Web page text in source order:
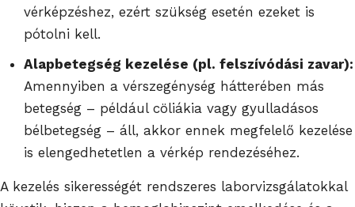
vérképzéshez, ezért szükség esetén ezeket is
pótolni kell.
Alapbetegség kezelése (pl. felszívódási zavar):
Amennyiben a vérszegénység hátterében más
betegség – például cöliákia vagy gyulladásos
bélbetegség – áll, akkor ennek megfelelő kezelése
is elengedhetetlen a vérkép rendezéséhez.
A kezelés sikerességét rendszeres laborvizsgálatokkal